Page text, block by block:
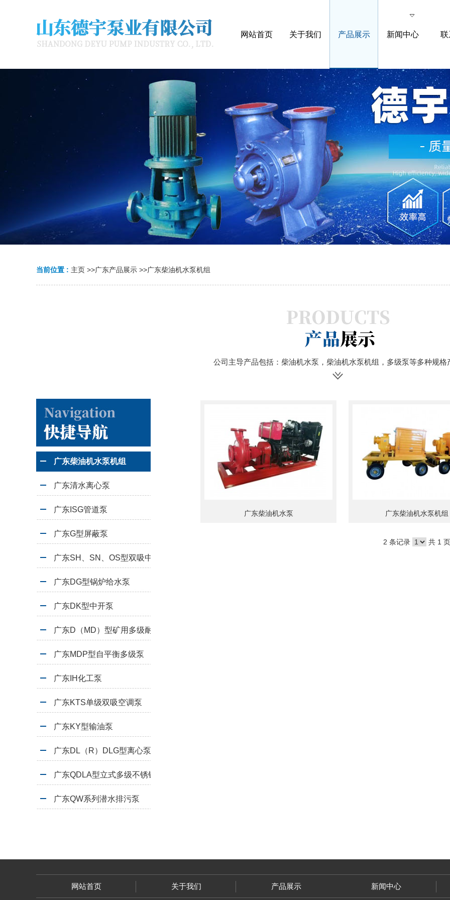
网站首页 关于我们 产品展示 新闻中心 联
当前位置 : 主页 >>广东产品展示 >>广东柴油机水泵机组
公司主导产品包括：柴油机水泵，柴油机水泵机组，多级泵等多种规格
广东柴油机水泵机组
广东清水离心泵
广东ISG管道泵
广东G型屏蔽泵
广东SH、SN、OS型双吸中开泵
广东DG型锅炉给水泵
广东DK型中开泵
广东D（MD）型矿用多级耐磨离心泵
广东MDP型自平衡多级泵
广东IH化工泵
广东KTS单级双吸空调泵
广东KY型输油泵
广东DL（R）DLG型离心泵
广东QDLA型立式多级不锈钢泵
广东QW系列潜水排污泵
广东柴油机水泵 广东柴油机水泵机组
2 条记录 共 1 页
网站首页 关于我们 产品展示 新闻中心